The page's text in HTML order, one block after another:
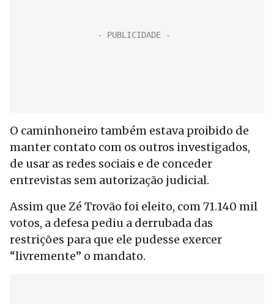
O caminhoneiro também estava proibido de
manter contato com os outros investigados,
de usar as redes sociais e de conceder
entrevistas sem autorização judicial.
Assim que Zé Trovão foi eleito, com 71.140 mil
votos, a defesa pediu a derrubada das
restrições para que ele pudesse exercer
“livremente” o mandato.